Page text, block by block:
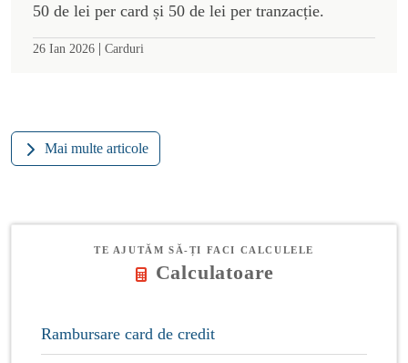
50 de lei per card și 50 de lei per tranzacție.
26 Ian 2026 | Carduri
Mai multe articole
TE AJUTĂM SĂ-ȚI FACI CALCULELE
Calculatoare
Rambursare card de credit